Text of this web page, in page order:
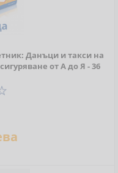
Данъци и такси на
от А до Я - 36